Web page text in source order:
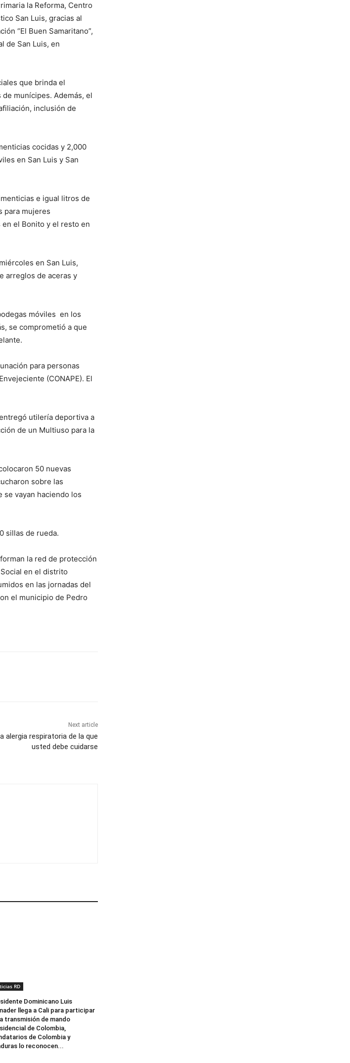
la Reforma, Centro
San Luis, gracias al
“El Buen Samaritano”,
de San Luis, en
que brinda el
munícipes. Además, el
inclusión de
cocidas y 2,000
en San Luis y San
e igual litros de
para mujeres
el Bonito y el resto en
en San Luis,
arreglos de aceras y
móviles en los
se comprometió a que
para personas
(CONAPE). El
utilería deportiva a
de un Multiuso para la
50 nuevas
sobre las
se vayan haciendo los
sillas de rueda.
la red de protección
en el distrito
en las jornadas del
el municipio de Pedro
Next article
alergia respiratoria de la que
usted debe cuidarse
RD
Dominicano Luis
llega a Cali para participar
transmisión de mando
de Colombia,
de Colombia y
lo reconocen...